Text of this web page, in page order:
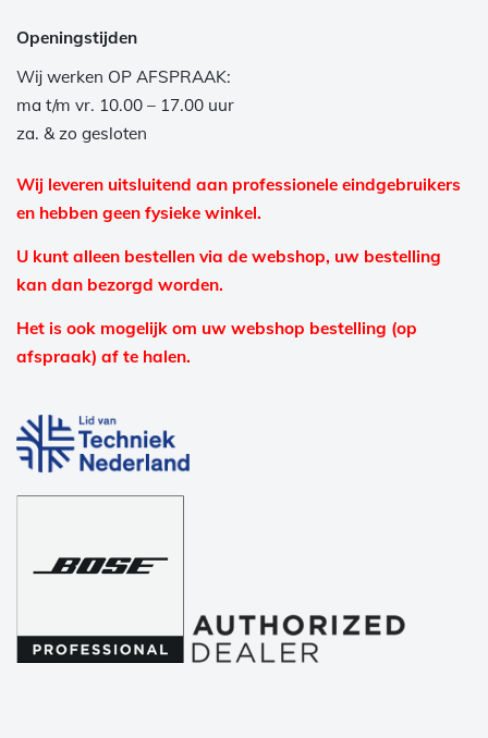
Openingstijden
Wij werken OP AFSPRAAK:
ma t/m vr. 10.00 – 17.00 uur
za. & zo gesloten
Wij leveren uitsluitend aan professionele eindgebruikers
en hebben geen fysieke winkel.
U kunt alleen bestellen via de webshop, uw bestelling
kan dan bezorgd worden.
Het is ook mogelijk om uw webshop bestelling (op
afspraak) af te halen.